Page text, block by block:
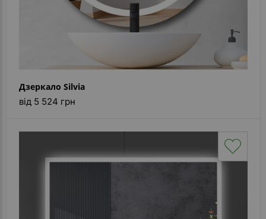
Дзеркало Silvia
від 5 524 грн